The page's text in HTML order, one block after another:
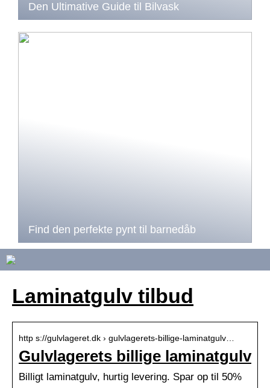
Den Ultimative Guide til Bilvask
Find den perfekte pynt til barnedåb
Laminatgulv tilbud
http s://gulvlageret.dk › gulvlagerets-billige-laminatgulv…
Gulvlagerets billige laminatgulv
Billigt laminatgulv, hurtig levering. Spar op til 50%